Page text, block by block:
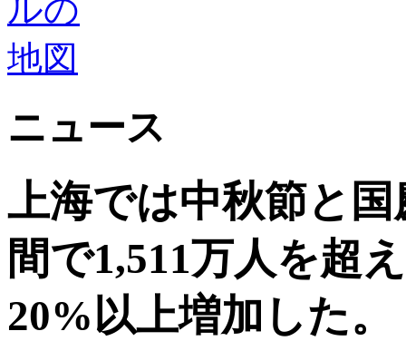
ニュース
上海では中秋節と
間で1,511万人を超
20%以上増加した。